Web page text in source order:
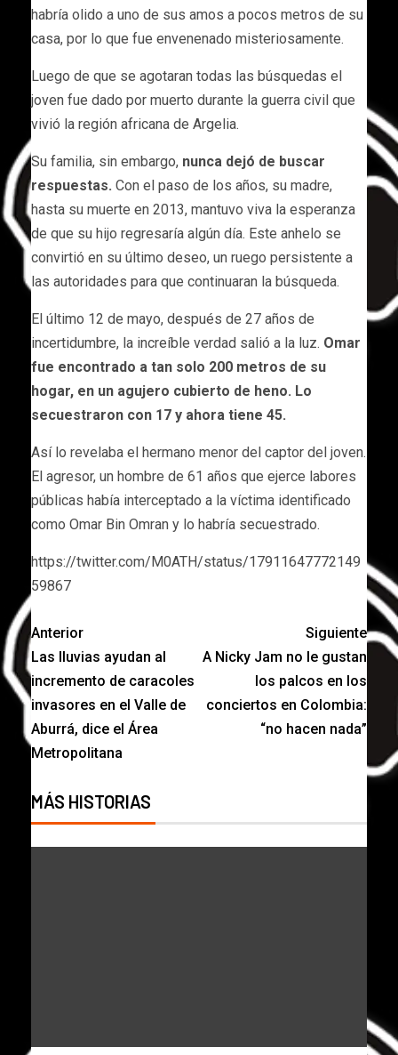
habría olido a uno de sus amos a pocos metros de su
casa, por lo que fue envenenado misteriosamente.
Luego de que se agotaran todas las búsquedas el
joven fue dado por muerto durante la guerra civil que
vivió la región africana de Argelia.
Su familia, sin embargo, nunca dejó de buscar
respuestas. Con el paso de los años, su madre,
hasta su muerte en 2013, mantuvo viva la esperanza
de que su hijo regresaría algún día. Este anhelo se
convirtió en su último deseo, un ruego persistente a
las autoridades para que continuaran la búsqueda.
El último 12 de mayo, después de 27 años de
incertidumbre, la increíble verdad salió a la luz. Omar
fue encontrado a tan solo 200 metros de su
hogar, en un agujero cubierto de heno. Lo
secuestraron con 17 y ahora tiene 45.
Así lo revelaba el hermano menor del captor del joven.
El agresor, un hombre de 61 años que ejerce labores
públicas había interceptado a la víctima identificado
como Omar Bin Omran y lo habría secuestrado.
https://twitter.com/M0ATH/status/17911647772149
59867
Anterior
Las lluvias ayudan al
incremento de caracoles
invasores en el Valle de
Aburrá, dice el Área
Metropolitana
Siguiente
A Nicky Jam no le gustan
los palcos en los
conciertos en Colombia:
“no hacen nada”
MÁS HISTORIAS